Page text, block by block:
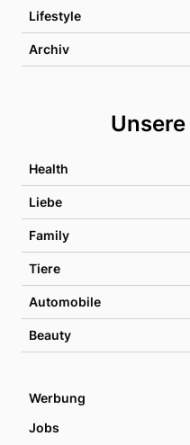
Lifestyle
Archiv
Health
Liebe
Family
Tiere
Automobile
Beauty
Werbung
Jobs